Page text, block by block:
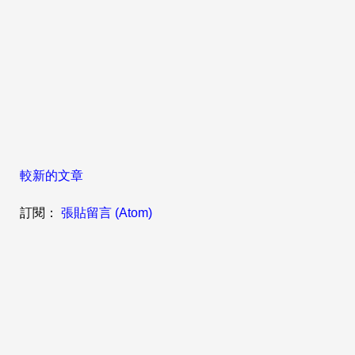
較新的文章
訂閱： 張貼留言 (Atom)